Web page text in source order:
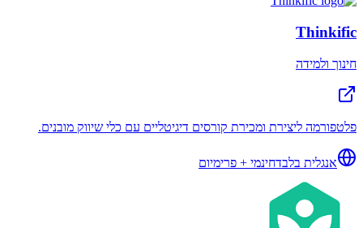
Thinkific
חינוך ולמידה
פלטפורמה ליצירת ומכירת קורסים דיגיטליים עם כלי שיווק מובנים.
אנגלית בלבדחינמי + פרימיום